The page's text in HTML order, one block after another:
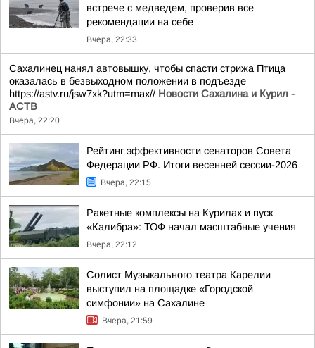
встрече с медведем, проверив все
рекомендации на себе
Вчера, 22:33
Сахалинец нанял автовышку, чтобы спасти стрижа Птица
оказалась в безвыходном положении в подъезде
https://astv.ru/jsw7xk?utm=max// Новости Сахалина и Курил -
АСТВ
Вчера, 22:20
Рейтинг эффективности сенаторов Совета
Федерации РФ. Итоги весенней сессии-2026
Вчера, 22:15
Ракетные комплексы на Курилах и пуск
«Калибра»: ТОФ начал масштабные учения
Вчера, 22:12
Солист Музыкального театра Карелии
выступил на площадке «Городской
симфонии» на Сахалине
Вчера, 21:59